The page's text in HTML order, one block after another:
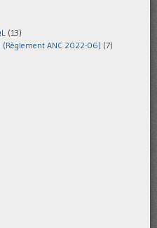
(13)
ANC 2022-06) (7)